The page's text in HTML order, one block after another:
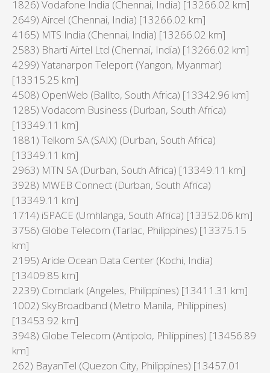
1826) Vodafone India (Chennai, India) [13266.02 km]
2649) Aircel (Chennai, India) [13266.02 km]
4165) MTS India (Chennai, India) [13266.02 km]
2583) Bharti Airtel Ltd (Chennai, India) [13266.02 km]
4299) Yatanarpon Teleport (Yangon, Myanmar)
[13315.25 km]
4508) OpenWeb (Ballito, South Africa) [13342.96 km]
1285) Vodacom Business (Durban, South Africa)
[13349.11 km]
1881) Telkom SA (SAIX) (Durban, South Africa)
[13349.11 km]
2963) MTN SA (Durban, South Africa) [13349.11 km]
3928) MWEB Connect (Durban, South Africa)
[13349.11 km]
1714) iSPACE (Umhlanga, South Africa) [13352.06 km]
3756) Globe Telecom (Tarlac, Philippines) [13375.15
km]
2195) Aride Ocean Data Center (Kochi, India)
[13409.85 km]
2239) Comclark (Angeles, Philippines) [13411.31 km]
1002) SkyBroadband (Metro Manila, Philippines)
[13453.92 km]
3948) Globe Telecom (Antipolo, Philippines) [13456.89
km]
262) BayanTel (Quezon City, Philippines) [13457.01